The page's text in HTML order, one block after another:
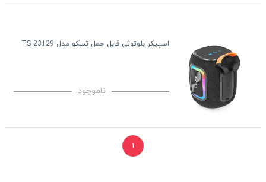
اسپیکر بلوتوثی قابل حمل تسکو مدل TS 23129
ناموجود
۱